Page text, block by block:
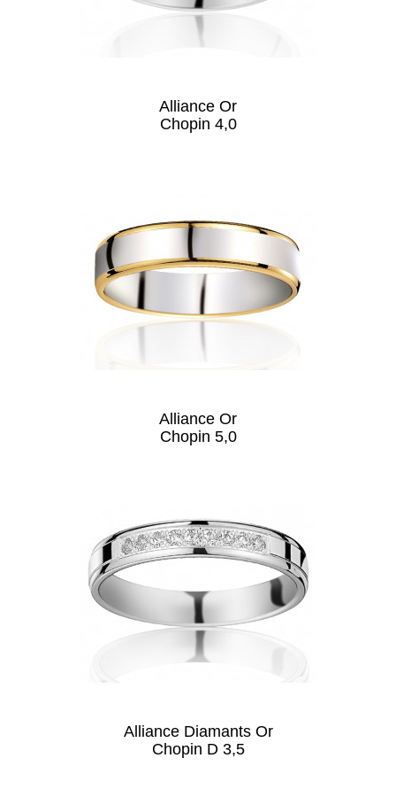
Alliance Or
Chopin 4,0
Alliance Or
Chopin 5,0
Alliance Diamants Or
Chopin D 3,5